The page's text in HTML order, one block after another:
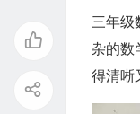
三年级
杂的数
得清晰